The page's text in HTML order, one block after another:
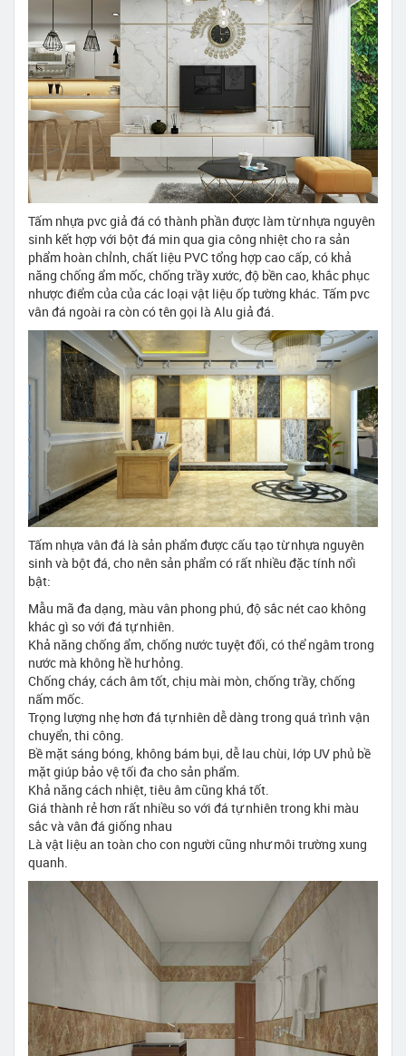
Tấm nhựa pvc giả đá có thành phần được làm từ nhựa nguyên
sinh kết hợp với bột đá min qua gia công nhiệt cho ra sản
phẩm hoàn chỉnh, chất liệu PVC tổng hợp cao cấp, có khả
năng chống ẩm mốc, chống trầy xước, độ bền cao, khắc phục
nhược điểm của của các loại vật liệu ốp tường khác. Tấm pvc
vân đá ngoài ra còn có tên gọi là Alu giả đá.
Tấm nhựa vân đá là sản phẩm được cấu tạo từ nhựa nguyên
sinh và bột đá, cho nên sản phẩm có rất nhiều đặc tính nổi
bật:
Mẫu mã đa dạng, màu vân phong phú, độ sắc nét cao không
khác gì so với đá tự nhiên.
Khả năng chống ẩm, chống nước tuyệt đối, có thể ngâm trong
nước mà không hề hư hỏng.
Chống cháy, cách âm tốt, chịu mài mòn, chống trầy, chống
nấm mốc.
Trọng lượng nhẹ hơn đá tự nhiên dễ dàng trong quá trình vận
chuyển, thi công.
Bề mặt sáng bóng, không bám bụi, dễ lau chùi, lớp UV phủ bề
mặt giúp bảo vệ tối đa cho sản phẩm.
Khả năng cách nhiệt, tiêu âm cũng khá tốt.
Giá thành rẻ hơn rất nhiều so với đá tự nhiên trong khi màu
sắc và vân đá giống nhau
Là vật liệu an toàn cho con người cũng như môi trường xung
quanh.